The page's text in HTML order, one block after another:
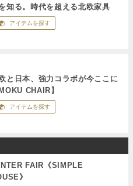
知る。時代を超える北欧家具
アイテムを探す
と日本、強力コラボが今ここに
MOKU CHAIR】
アイテムを探す
FAIR《SIMPLE
》